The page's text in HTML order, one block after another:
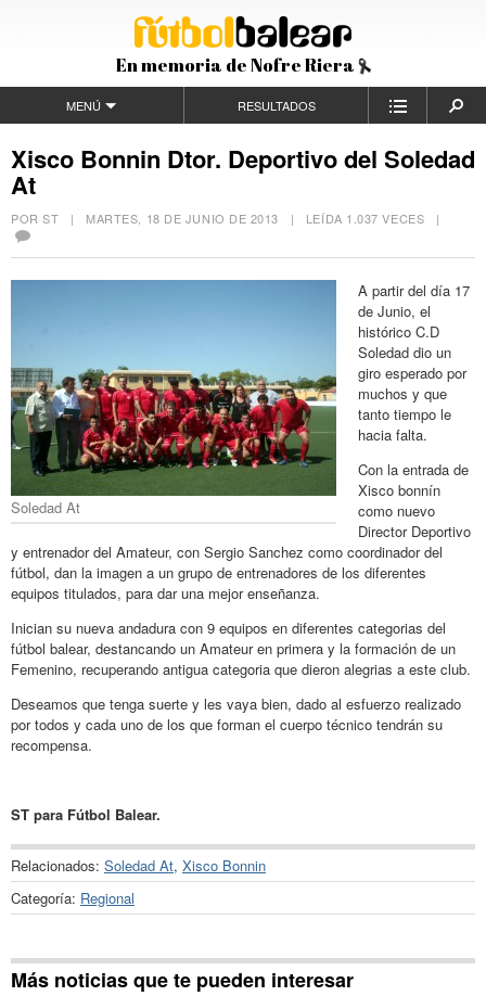
En memoria de Nofre Riera
MENÚ RESULTADOS
Xisco Bonnin Dtor. Deportivo del Soledad
At
POR ST | MARTES, 18 DE JUNIO DE 2013 | LEÍDA 1.037 VECES |
Soledad At
A partir del día 17
de Junio, el
histórico C.D
Soledad dio un
giro esperado por
muchos y que
tanto tiempo le
hacia falta.
Con la entrada de
Xisco bonnín
como nuevo
Director Deportivo
y entrenador del Amateur, con Sergio Sanchez como coordinador del
fútbol, dan la imagen a un grupo de entrenadores de los diferentes
equipos titulados, para dar una mejor enseñanza.
Inician su nueva andadura con 9 equipos en diferentes categorias del
fútbol balear, destancando un Amateur en primera y la formación de un
Femenino, recuperando antigua categoria que dieron alegrias a este club.
Deseamos que tenga suerte y les vaya bien, dado al esfuerzo realizado
por todos y cada uno de los que forman el cuerpo técnico tendrán su
recompensa.
ST para Fútbol Balear.
Relacionados: Soledad At, Xisco Bonnin
Categoría: Regional
Más noticias que te pueden interesar